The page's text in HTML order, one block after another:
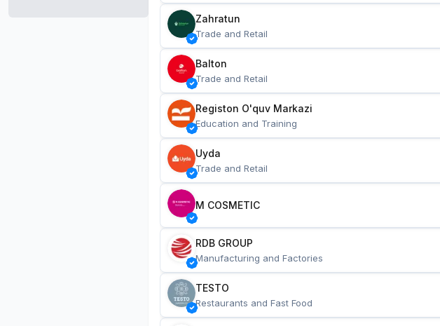
Zahratun
Trade and Retail
Balton
Trade and Retail
Registon O'quv Markazi
Education and Training
Uyda
Trade and Retail
M COSMETIC
RDB GROUP
Manufacturing and Factories
TESTO
Restaurants and Fast Food